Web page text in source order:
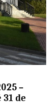
–
de